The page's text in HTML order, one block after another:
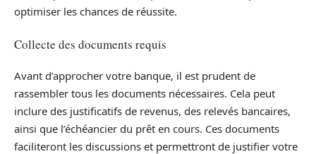
optimiser les chances de réussite.
Collecte des documents requis
Avant d’approcher votre banque, il est prudent de
rassembler tous les documents nécessaires. Cela peut
inclure des justificatifs de revenus, des relevés bancaires,
ainsi que l’échéancier du prêt en cours. Ces documents
faciliteront les discussions et permettront de justifier votre